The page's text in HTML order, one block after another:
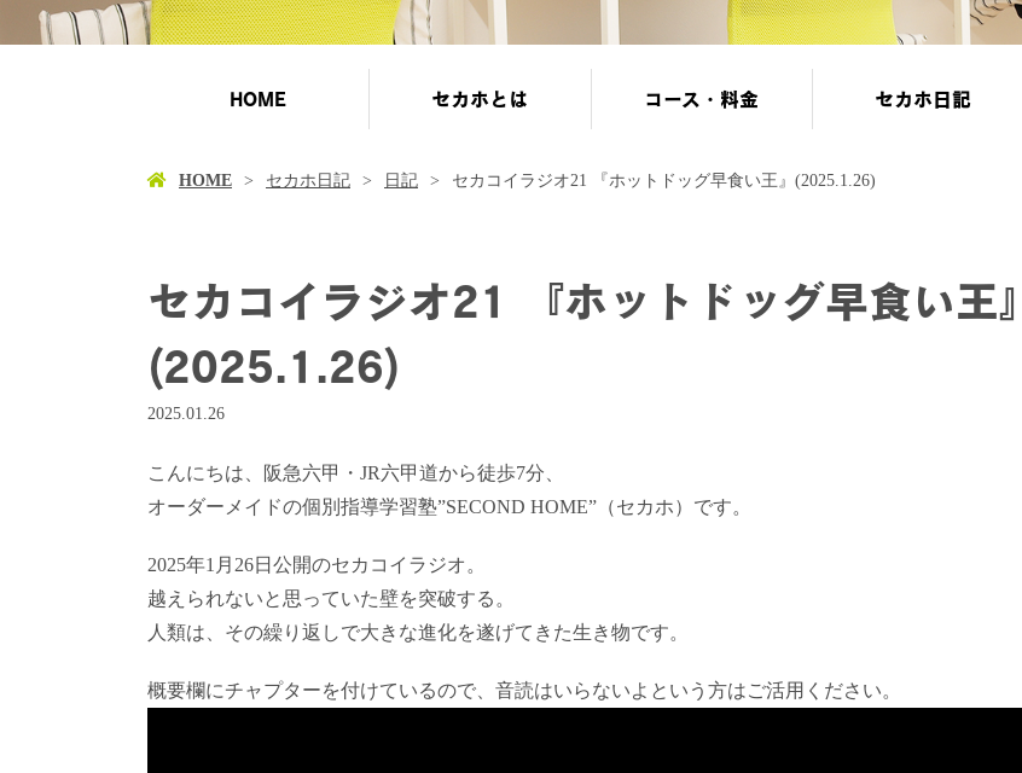
HOME セカホとは コース・料金 セカホ日記
HOME セカホ日記 日記 セカコイラジオ21 『ホットドッグ早食い王』(2025.1.26)
セカコイラジオ21 『ホットドッグ早食い王』
(2025.1.26)
2025.01.26
こんにちは、阪急六甲・JR六甲道から徒歩7分、
オーダーメイドの個別指導学習塾”SECOND HOME”（セカホ）です。
2025年1月26日公開のセカコイラジオ。
越えられないと思っていた壁を突破する。
人類は、その繰り返しで大きな進化を遂げてきた生き物です。
概要欄にチャプターを付けているので、音読はいらないよという方はご活用ください。